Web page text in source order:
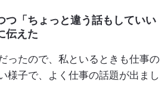
つ「ちょっと違う話もしていい
伝えた
ったので、私といるときも仕事の
様子で、よく仕事の話題が出まし